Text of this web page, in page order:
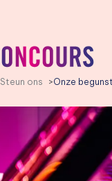
PCC LOGO,
Steun ons Onze